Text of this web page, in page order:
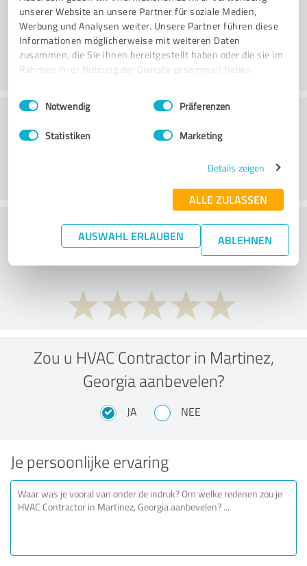
unserer Website an unsere Partner für soziale Medien,
Werbung und Analysen weiter. Unsere Partner führen diese
Informationen möglicherweise mit weiteren Daten
zusammen, die Sie ihnen bereitgestellt haben oder die sie im
Rahmen Ihrer Nutzung der Dienste gesammelt haben.
Impressum Datenschutzbestimmungen
Einwilligungsauswahl
Notwendig Präferenzen
Statistiken Marketing
Details zeigen
ALLE ZULASSEN
AUSWAHL ERLAUBEN ABLEHNEN
Klantenservice
Wat vind je van de prijs-
prestatieverhouding?
Zou u HVAC Contractor in Martinez,
Georgia aanbevelen?
JA NEE
Je persoonlijke ervaring